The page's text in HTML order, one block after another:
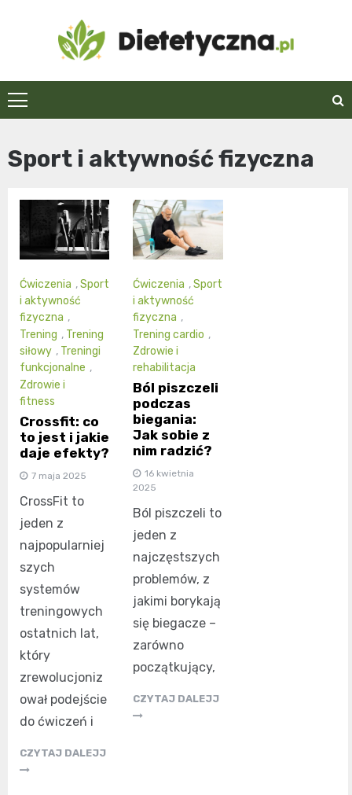
Dietetyczna.pl
Sport i aktywność fizyczna
Ćwiczenia ,Sport
i aktywność
fizyczna ,
Trening , Trening
siłowy , Treningi
funkcjonalne ,
Zdrowie i
fitness
Crossfit: co
to jest i jakie
daje efekty?
7 maja 2025
CrossFit to
jeden z
najpopularniej
szych
systemów
treningowych
ostatnich lat,
który
zrewolucjoniz
ował podejście
do ćwiczeń i
CZYTAJ DALEJJ
Ćwiczenia ,Sport
i aktywność
fizyczna ,
Trening cardio ,
Zdrowie i
rehabilitacja
Ból piszczeli
podczas
biegania:
Jak sobie z
nim radzić?
16 kwietnia
2025
Ból piszczeli to
jeden z
najczęstszych
problemów, z
jakimi borykają
się biegacze –
zarówno
początkujący,
CZYTAJ DALEJJ